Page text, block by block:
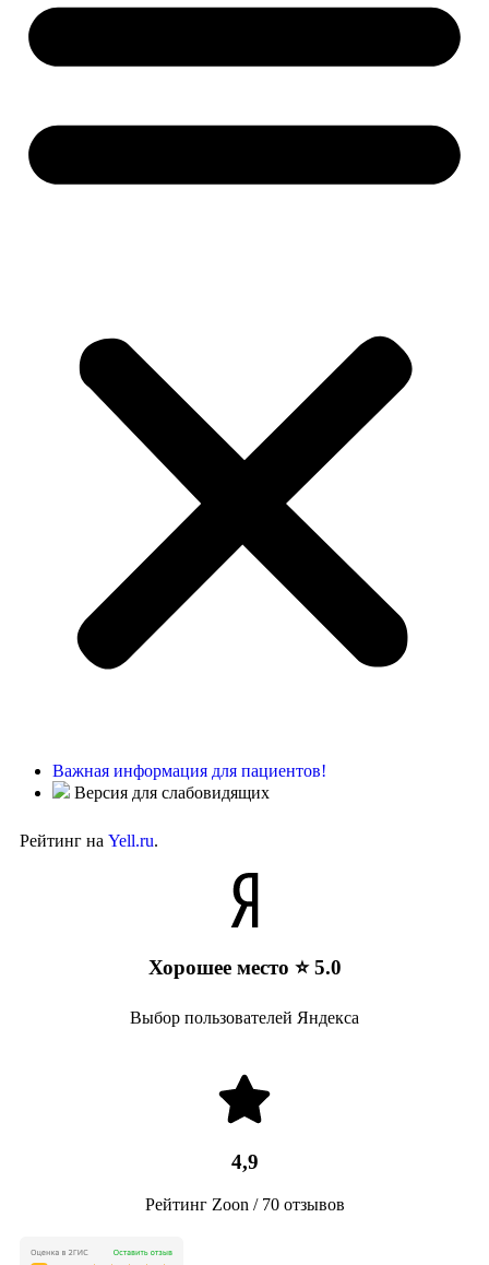
Важная информация для пациентов!
Версия для слабовидящих
Рейтинг на Yell.ru.
Хорошее место ⭐ 5.0
Выбор пользователей Яндекса
4,9
Рейтинг Zoon / 70 отзывов